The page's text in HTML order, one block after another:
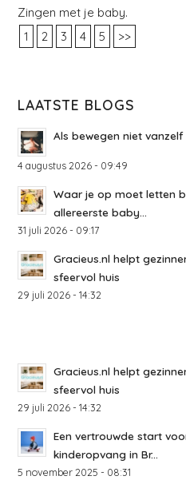
Zingen met je baby.
1
2 3 4 5 >>
LAATSTE BLOGS
Als bewegen niet
4 augustus 2026 - 09:49
Waar je op moet letten
allereerste baby...
31 juli 2026 - 09:17
Gracieus.nl helpt
sfeervol huis
29 juli 2026 - 14:32
Gracieus.nl helpt
sfeervol huis
29 juli 2026 - 14:32
Een vertrouwde start
kinderopvang in Br...
5 november 2025 - 08:31